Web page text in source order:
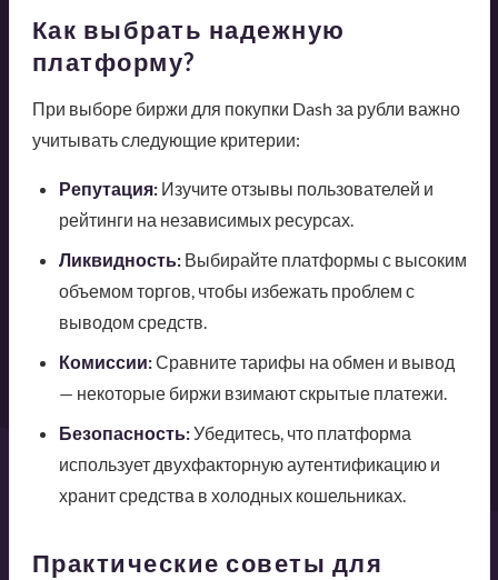
Как выбрать надежную
платформу?
При выборе биржи для покупки Dash за рубли важно
учитывать следующие критерии:
Репутация:Изучите отзывы пользователей и
рейтинги на независимых ресурсах.
Ликвидность:Выбирайте платформы с высоким
объемом торгов, чтобы избежать проблем с
выводом средств.
Комиссии:Сравните тарифы на обмен и вывод
— некоторые биржи взимают скрытые платежи.
Безопасность:Убедитесь, что платформа
использует двухфакторную аутентификацию и
хранит средства в холодных кошельниках.
Практические советы для